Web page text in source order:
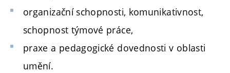
organizační schopnosti, komunikativnost,
schopnost týmové práce,
praxe a pedagogické dovednosti v oblasti
umění.